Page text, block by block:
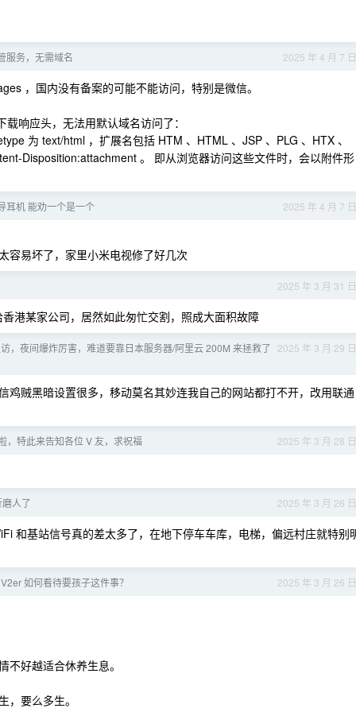
2025 年 4 月 7 日
服务，无需域名
，国内没有备案的可能不能访问，特别是微信。
响应头，无法用默认域名访问了：
为 text/html ，扩展名包括 HTM 、HTML 、JSP 、PLG 、HTX 、
Disposition:attachment 。 即从浏览器访问这些文件时，会以附件形
2025 年 4 月 7 日
耳机 能劝一个是一个
容易坏了，家里小米电视修了好几次
2025 年 3 月 31 日
港某家公司，居然如此匆忙交割，照成大面积故障
2025 年 3 月 29 日
，夜间爆炸厉害，难道要靠日本服务器/阿里云 200M 来拯救了
鸡贼黑暗设置很多，移动莫名其妙连我自己的网站都打不开，改用联通
2025 年 3 月 28 日
，特此来告知各位 V 友，求祝福
2025 年 3 月 26 日
人了
和基站信号真的差太多了，在地下停车车库，电梯，偏远村庄就特别
2025 年 3 月 26 日
如何看待要孩子这件事？
好越适合休养生息。
要么多生。